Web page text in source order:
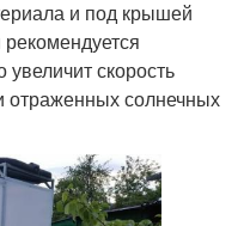
и под крышей
скорость
отраженных солнечных